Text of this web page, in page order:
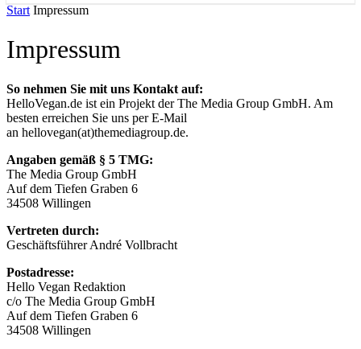
Start Impressum
Impressum
So nehmen Sie mit uns Kontakt auf:
HelloVegan.de ist ein Projekt der The Media Group GmbH. Am
besten erreichen Sie uns per E-Mail
an hellovegan(at)themediagroup.de.
Angaben gemäß § 5 TMG:
The Media Group GmbH
Auf dem Tiefen Graben 6
34508 Willingen
Vertreten durch:
Geschäftsführer André Vollbracht
Postadresse:
Hello Vegan Redaktion
c/o The Media Group GmbH
Auf dem Tiefen Graben 6
34508 Willingen